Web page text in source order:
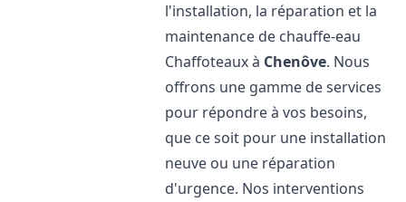
l'installation, la réparation et la
maintenance de chauffe-eau
Chaffoteaux à Chenôve. Nous
offrons une gamme de services
pour répondre à vos besoins,
que ce soit pour une installation
neuve ou une réparation
d'urgence. Nos interventions